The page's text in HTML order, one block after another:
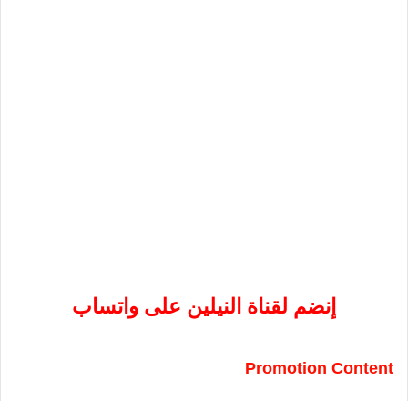
إنضم لقناة النيلين على واتساب
Promotion Content